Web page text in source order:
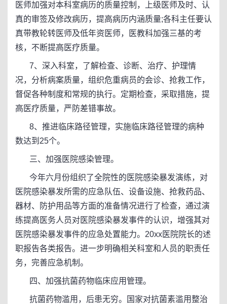
医师加强对本科室病历的质量控制，上级医师及时、认
真的审签及修改病历，提高病历内涵质量;各科主任要认
真带教轮转医师及低年资医师，医教科加强三基的考
核，不断提高医疗质量。
7、深入科室，了解检查、诊断、治疗、护理情
况，分析病案质量，组织危重病员的会诊、抢救工作，
督促各种制度和常规的执行。定期检查，采取措施，提
高医疗质量，严防差错事故。
8、推进临床路径管理，实施临床路径管理的病种
数达到25个。
三、加强医院感染管理。
今年六月份组织了全院性的医院感染暴发演练，对
医院感染暴发所需的应急队伍、设备设施、抢救药品、
器材、防护用品等方面的准备情况进行了检查，通过演
练提高医务人员对医院感染暴发事件的认识，增强其对
医院感染暴发事件的应急处置能力。20xx医院院长的述
职报告各类报告。进一步明确相关科室和人员的职责任
务，完善应急机制。
四、加强抗菌药物临床应用管理。
抗菌药物滥用，后患无穷。国家对抗菌素滥用整治